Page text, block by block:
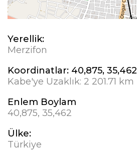
Yerellik:
Merzifon
Koordinatlar: 40,875, 35,462
Kabe'ye Uzaklık: 2 201.71 km
Enlem Boylam
40,875, 35,462
Ülke:
Türkiye